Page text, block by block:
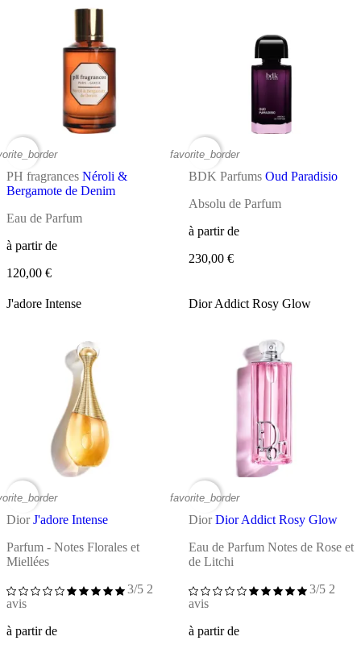
PH fragrances Néroli &
Bergamote de Denim
Eau de Parfum
à partir de
120,00 €
favorite_border
BDK Parfums Oud Paradisio
Absolu de Parfum
à partir de
230,00 €
J'adore Intense
Dior J'adore Intense
Parfum - Notes Florales et
Miellées
3/5 2
avis
à partir de
Dior Addict Rosy Glow
favorite_border
Dior Dior Addict Rosy Glow
Eau de Parfum Notes de Rose et
de Litchi
3/5 2
avis
à partir de